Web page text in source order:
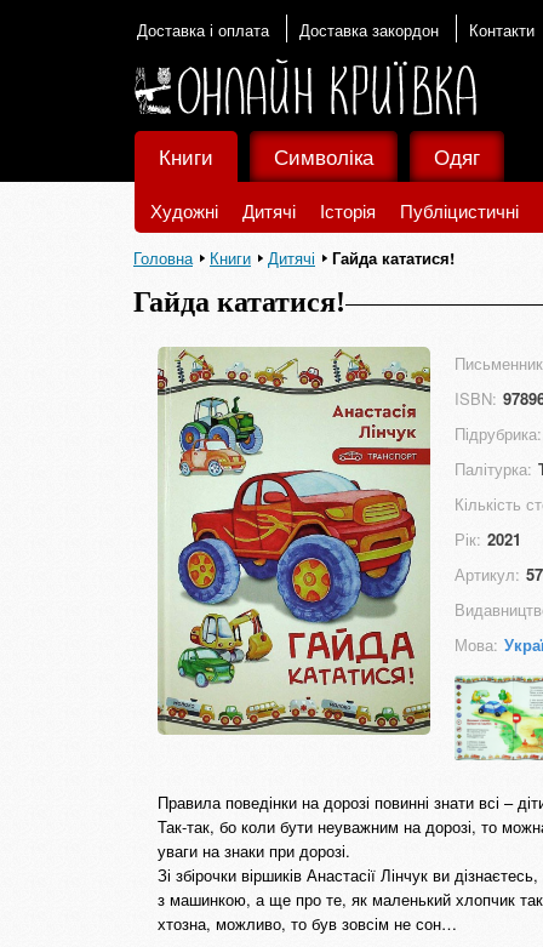
Доставка і оплата Доставка закордон Контакти
Книги
Художні Дитячі Історія Публіцистичні
Символіка Одяг
Головна Книги Дитячі Гайда кататися!
Гайда кататися!
ISBN:
Підрубрика:
Палітурка:
Кількість
Рік: 2021
Артикул:
Мова:
Правила поведінки на дорозі повинні знати всі –
Так-так, бо коли бути неуважним на дорозі, то
уваги на знаки при дорозі.
Зі збірочки віршиків Анастасії Лінчук ви
з машинкою, а ще про те, як маленький хлопчик
хтозна, можливо, то був зовсім не сон…